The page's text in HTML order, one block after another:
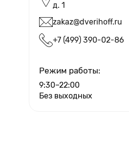
д. 1
zakaz@dverihoff.ru
+7 (499) 390-02-86
Режим работы:
9:30–22:00
Без выходных